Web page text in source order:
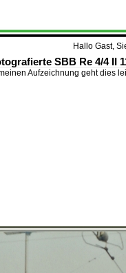
Hallo Gast,
SBB Re 4/4 II
Aufzeichnung geht dies